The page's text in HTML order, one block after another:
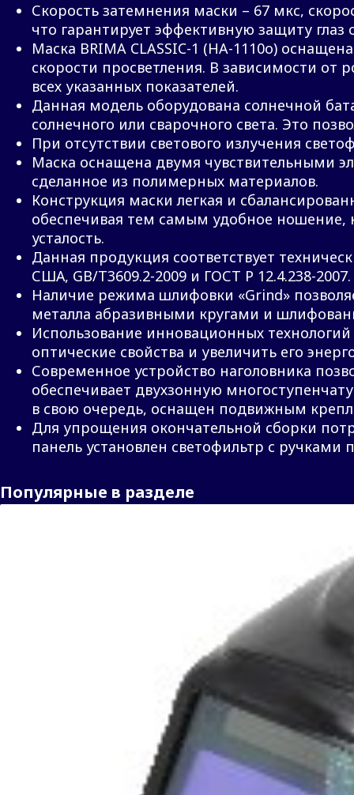
Скорость затемнения маски – 67 мкс,
что гарантирует эффективную защиту глаз
Маска BRIMA CLASSIC-1 (HA-1110o)
скорости просветления. В зависимости
всех указанных показателей.
Данная модель оборудована солнечной
солнечного или сварочного света. Это
При отсутствии светового излучения
Маска оснащена двумя чувствительными
сделанное из полимерных материалов.
Конструкция маски легкая и
обеспечивая тем самым удобное
усталость.
Данная продукция соответствует
США, GB/T3609.2-2009 и ГОСТ Р 12.4.238-2007.
Наличие режима шлифовки «Grind»
металла абразивными кругами и
Использование инновационных
оптические свойства и увеличить его
Современное устройство наголовника
обеспечивает двухзонную
в свою очередь, оснащен подвижным
Для упрощения окончательной сборки
панель установлен светофильтр с
Популярные в разделе